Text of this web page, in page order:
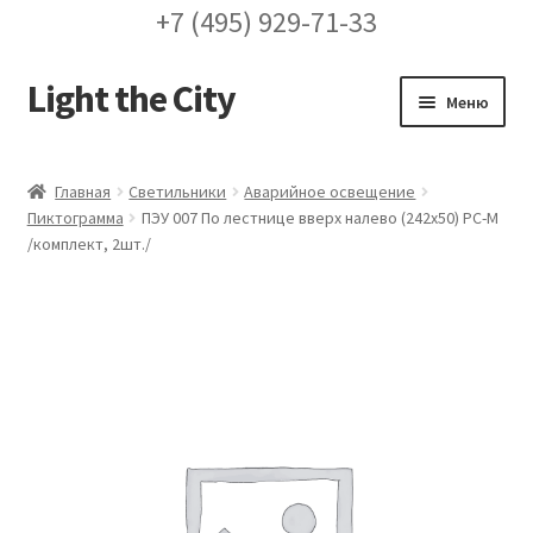
+7 (495) 929-71-33
Перейти
к
Перейти
к
Light the City Меню
FAQ про кронштейны
Заказ проекта освещения
Главная Светильники
Аварийное освещение
Пиктограмма
ПЭУ 007 По лестнице вверх налево (242х50) PC-M
/комплект, 2шт./